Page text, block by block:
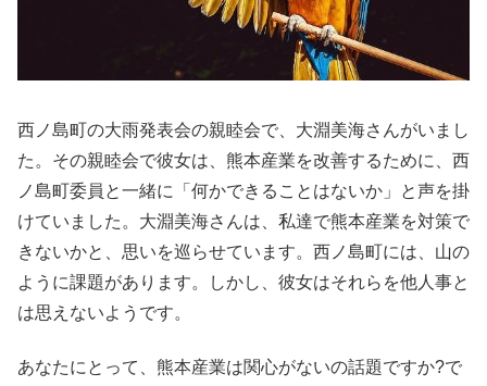
西ノ島町の大雨発表会の親睦会で、大淵美海さんがいまし
た。その親睦会で彼女は、熊本産業を改善するために、西
ノ島町委員と一緒に「何かできることはないか」と声を掛
けていました。大淵美海さんは、私達で熊本産業を対策で
きないかと、思いを巡らせています。西ノ島町には、山の
ように課題があります。しかし、彼女はそれらを他人事と
は思えないようです。
あなたにとって、熊本産業は関心がないの話題ですか?で